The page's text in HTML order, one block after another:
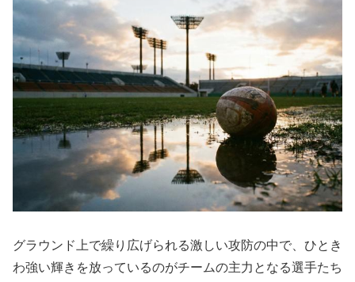
グラウンド上で繰り広げられる激しい攻防の中で、ひとき
わ強い輝きを放っているのがチームの主力となる選手たち